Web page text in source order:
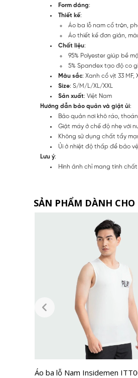
Form dáng:
Thiết kế:
Áo ba lỗ nam cổ tròn,
Áo thiết kế đơn giản,
Chất liệu:
95% Polyester giúp bề
5% Spandex tạo độ co
Màu sắc: Xanh cổ vịt 33 MF,
Size: S/M/L/XL/XXL
Sản xuất: Việt Nam
Hướng dẫn bảo quản và giặt ủi:
Bảo quản nơi khô ráo,
Giặt máy ở chế độ nhẹ với
Không sử dụng chất tẩy
Ủi ở nhiệt độ thấp để bảo
Lưu ý:
Hình ảnh chỉ mang tính
SẢN PHẨM DÀNH CHO
Áo ba lỗ Nam Insidemen